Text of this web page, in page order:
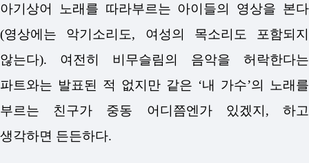
아기상어 노래를 따라부르는 아이들의 영상을 본다
(영상에는 악기소리도, 여성의 목소리도 포함되지
않는다). 여전히 비무슬림의 음악을 허락한다는
파트와는 발표된 적 없지만 같은 ‘내 가수’의 노래를
부르는 친구가 중동 어디쯤엔가 있겠지, 하고
생각하면 든든하다.